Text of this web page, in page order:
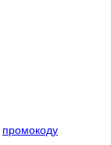
промокоду